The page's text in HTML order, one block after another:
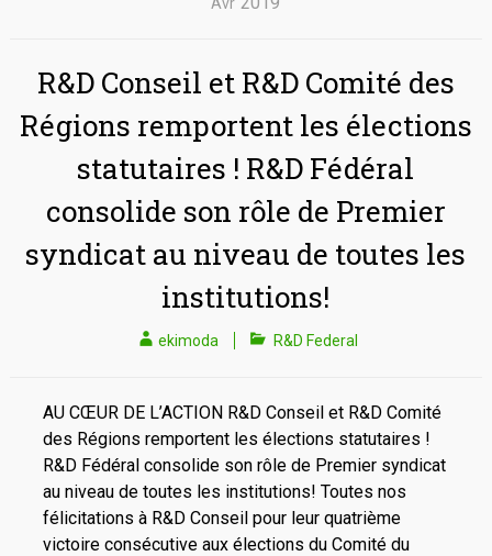
R&D Conseil et R&D Comité des
Régions remportent les élections
statutaires ! R&D Fédéral
consolide son rôle de Premier
syndicat au niveau de toutes les
institutions!
ekimoda R&D Federal
AU CŒUR DE L’ACTION R&D Conseil et R&D Comité
des Régions remportent les élections statutaires !
R&D Fédéral consolide son rôle de Premier syndicat
au niveau de toutes les institutions! Toutes nos
félicitations à R&D Conseil pour leur quatrième
victoire consécutive aux élections du Comité du